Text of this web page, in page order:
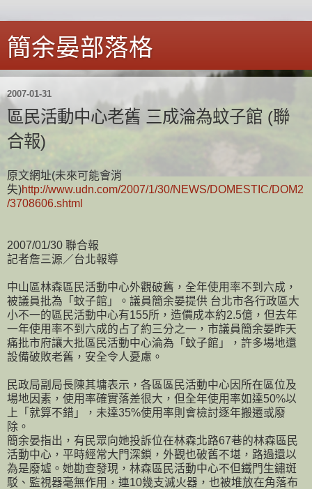
簡余晏部落格
2007-01-31
區民活動中心老舊 三成淪為蚊子館 (聯
合報)
原文網址(未來可能會消
失)http://www.udn.com/2007/1/30/NEWS/DOMESTIC/DOM2
/3708606.shtml
2007/01/30 聯合報
記者詹三源／台北報導
中山區林森區民活動中心外觀破舊，全年使用率不到六成，
被議員批為「蚊子館」。議員簡余晏提供 台北市各行政區大
小不一的區民活動中心有155所，造價成本約2.5億，但去年
一年使用率不到六成的占了約三分之一，市議員簡余晏昨天
痛批市府讓大批區民活動中心淪為「蚊子館」，許多場地還
設備破敗老舊，安全令人憂慮。
民政局副局長陳其墉表示，各區區民活動中心因所在區位及
場地因素，使用率確實落差很大，但全年使用率如達50%以
上「就算不錯」，未達35%使用率則會檢討逐年搬遷或廢
除。
簡余晏指出，有民眾向她投訴位在林森北路67巷的林森區民
活動中心，平時經常大門深鎖，外觀也破舊不堪，路過還以
為是廢墟。她勘查發現，林森區民活動中心不但鐵門生鏽斑
駁、監視器毫無作用，連10幾支滅火器，也被堆放在角落布